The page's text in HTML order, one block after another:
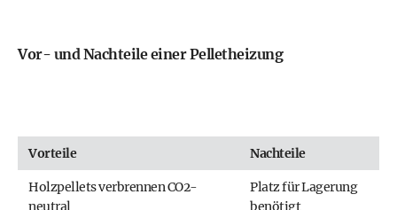
Vor- und Nachteile einer Pelletheizung
Vorteile Nachteile
Holzpellets verbrennen CO2-
neutral
Platz für Lagerung
benötigt